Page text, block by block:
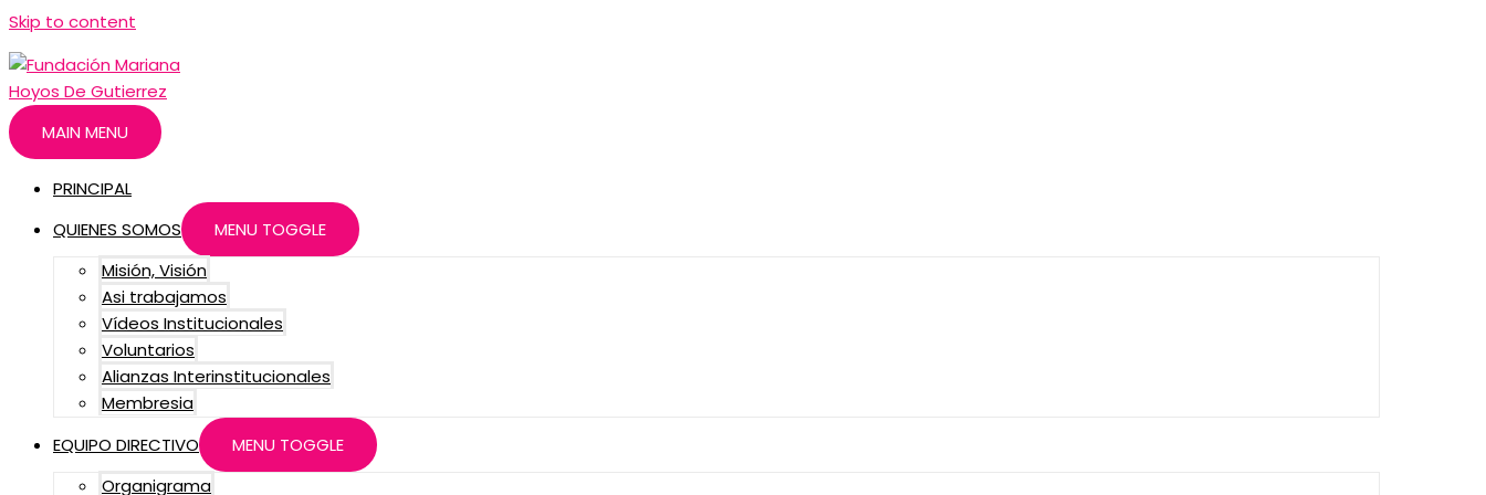
Skip to content
MAIN MENU
PRINCIPAL
QUIENES SOMOS
MENU TOGGLE
Misión, Visión
Asi trabajamos
Vídeos Institucionales
Voluntarios
Alianzas Interinstitucionales
Membresia
EQUIPO DIRECTIVO
MENU TOGGLE
Organigrama